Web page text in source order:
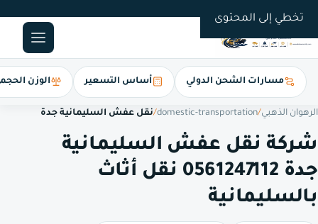
تخطي إلى المحتوى
مسارات الشحن الدولي أساس التسعير الوزن
الرهوان الذهبي/
domestic-transportation
/نقل عفش السليمانية جدة
شركة نقل عفش السليمانية
جدة 0561247112 نقل أثاث
بالسليمانية